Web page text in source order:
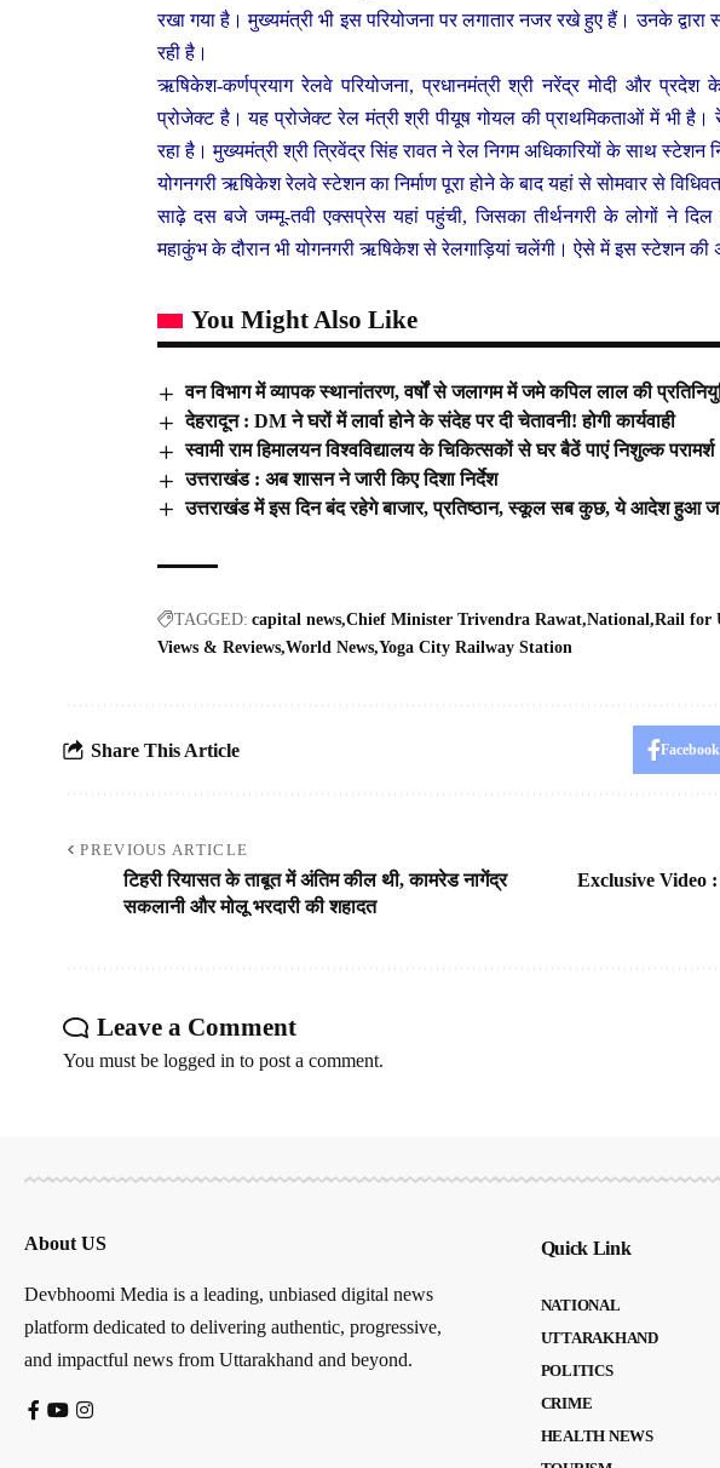
रखा गया है। मुख्यमंत्री भी इस परियोजना पर लगातार नजर रखे हुए हैं। उनके द्वारा
रही है।
ऋषिकेश-कर्णप्रयाग रेलवे परियोजना, प्रधानमंत्री श्री नरेंद्र मोदी और प्रदेश
प्रोजेक्ट है। यह प्रोजेक्ट रेल मंत्री श्री पीयूष गोयल की प्राथमिकताओं में भी है।
रहा है। मुख्यमंत्री श्री त्रिवेंद्र सिंह रावत ने रेल निगम अधिकारियों के साथ स्टेशन
योगनगरी ऋषिकेश रेलवे स्टेशन का निर्माण पूरा होने के बाद यहां से सोमवार से
साढ़े दस बजे जम्मू-तवी एक्सप्रेस यहां पहुंची, जिसका तीर्थनगरी के लोगों ने दिल
महाकुंभ के दौरान भी योगनगरी ऋषिकेश से रेलगाड़ियां चलेंगी। ऐसे में इस स्टेशन की
You Might Also Like
वन विभाग में व्यापक स्थानांतरण, वर्षों से जलागम में जमे कपिल लाल की
देहरादून : DM ने घरों में लार्वा होने के संदेह पर दी चेतावनी! होगी कार्यवाही
स्वामी राम हिमालयन विश्वविद्यालय के चिकित्सकों से घर बैठें पाएं निशुल्क परामर्श
उत्तराखंड : अब शासन ने जारी किए दिशा निर्देश
उत्तराखंड में इस दिन बंद रहेगे बाजार, प्रतिष्ठान, स्कूल सब कुछ, ये आदेश हुआ
TAGGED: capital news Chief Minister Trivendra Rawat National Rail for
Views & Reviews World News Yoga City Railway Station
Share This Article Facebook
PREVIOUS ARTICLE
टिहरी रियासत के ताबूत में अंतिम कील थी, कामरेड नागेंद्र
सकलानी और मोलू भरदारी की शहादत
Exclusive Video
Leave a Comment
You must be logged in to post a comment.
About US
Devbhoomi Media is a leading, unbiased digital news
platform dedicated to delivering authentic, progressive,
and impactful news from Uttarakhand and beyond.
Quick Link
NATIONAL
UTTARAKHAND
POLITICS
CRIME
HEALTH NEWS